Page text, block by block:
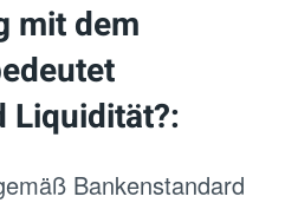
mit dem
Liquidität?:
Bankenstandard